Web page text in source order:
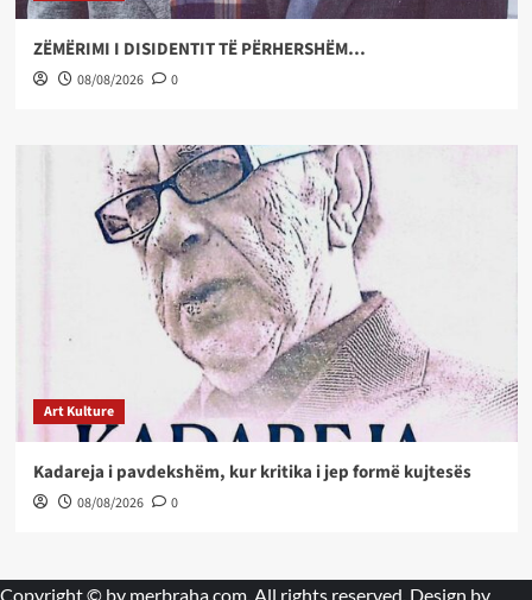
ZËMËRIMI I DISIDENTIT TË PËRHERSHËM…
08/08/2026 0
Art Kulture
Kadareja i pavdekshëm, kur kritika i jep formë kujtesës
08/08/2026 0
Copyright © by merbraha.com . All rights reserved. Design by